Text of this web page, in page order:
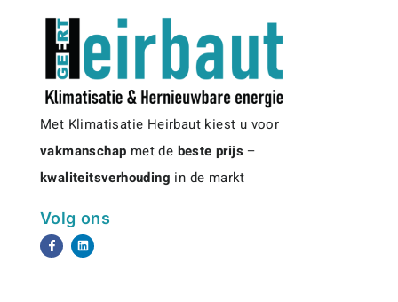
zowel vóór, tijdens als na de werken! Dat geeft ons
energie en voldoening!
Met Klimatisatie Heirbaut kiest u voor
vakmanschap met de beste prijs–
kwaliteitsverhouding in de markt
Volg ons